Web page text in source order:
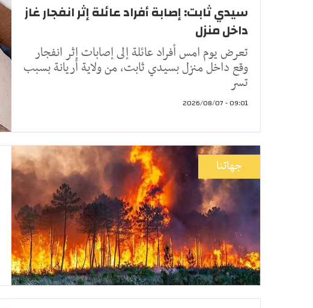
سيدي ثابت: إصابة أفراد عائلة إثر انفجار غاز
داخل منزل
تعرض يوم امس أفراد عائلة إلى إصابات إثر انفجار
وقع داخل منزل بسيدي ثابت، من ولاية أريانة بسبب
تسر
09:01 - 2026/08/07
جهاتنا